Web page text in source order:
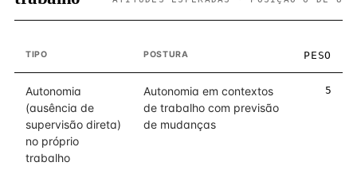
TIPO POSTURA PESO
Autonomia
(ausência de
supervisão direta)
no próprio
trabalho
Autonomia em contextos
de trabalho com previsão
de mudanças
5